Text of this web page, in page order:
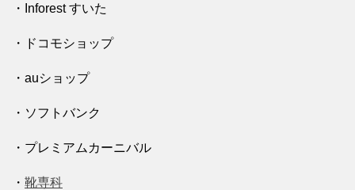
・Inforest すいた
・ドコモショップ
・auショップ
・ソフトバンク
・プレミアムカーニバル
・ 靴専科